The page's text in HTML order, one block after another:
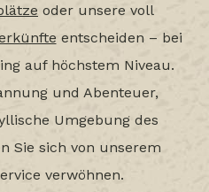
oder unsere voll
entscheiden – bei
auf höchstem Niveau.
und Abenteuer,
Umgebung des
Sie sich von unserem
verwöhnen.